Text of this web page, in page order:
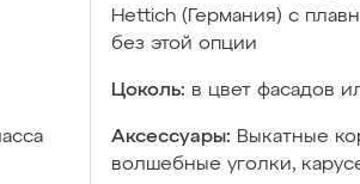
Hettich (Германия) с
без этой опции
Цоколь: в цвет фасадов
Аксессуары: Выкатные
волшебные уголки,